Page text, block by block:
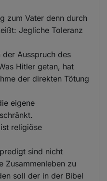
zum Vater denn durch
Jegliche Toleranz
Ausspruch des
Hitler getan, hat
der direkten Tötung
eigene
religiöse
sind nicht
Zusammenleben zu
soll der in der Bibel